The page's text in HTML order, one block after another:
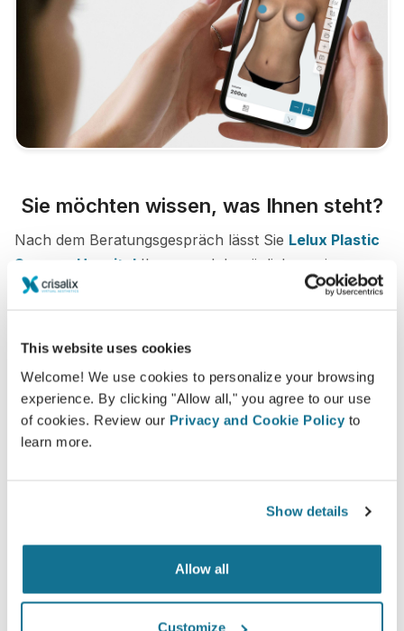
This website uses cookies
Welcome! We use cookies to personalize your browsing
experience. By clicking "Allow all," you agree to our use
of cookies. Review our Privacy and Cookie Policy to
learn more.
Show details
Allow all
Customize
Sie möchten wissen, was Ihnen steht?
Nach dem Beratungsgespräch lässt Sie Lelux Plastic
Surgery Hospital Ihr neues Ich möglicherweise
bequem von Zuhause aus über Ihr eigenes Crisalix-
Lernen Sie Ihr neues Ich kennen!
Einfach und sicher
Crisalix hat sich dazu verpflichtet, Ihre
Privatsphäre zu jeder Zeit zu schützen. Unsere
Server sind allesamt vollständig verschlüsselt,